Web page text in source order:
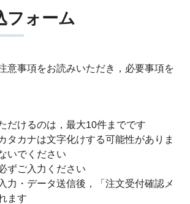
フォーム
意事項をお読みいただき，必要事項を
だけるのは，最大10件までです
タカナは文字化けする可能性がありま
いでください
ずご入力ください
力・データ送信後，「注文受付確認メ
ます